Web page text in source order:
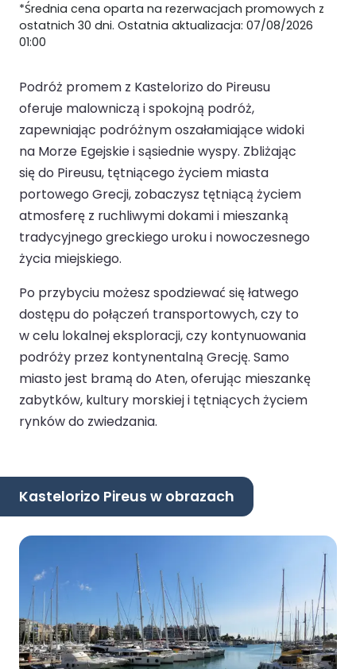
*Średnia cena oparta na rezerwacjach promowych z
ostatnich 30 dni. Ostatnia aktualizacja: 07/08/2026
01:00
Podróż promem z Kastelorizo do Pireusu
oferuje malowniczą i spokojną podróż,
zapewniając podróżnym oszałamiające widoki
na Morze Egejskie i sąsiednie wyspy. Zbliżając
się do Pireusu, tętniącego życiem miasta
portowego Grecji, zobaczysz tętniącą życiem
atmosferę z ruchliwymi dokami i mieszanką
tradycyjnego greckiego uroku i nowoczesnego
życia miejskiego.
Po przybyciu możesz spodziewać się łatwego
dostępu do połączeń transportowych, czy to
w celu lokalnej eksploracji, czy kontynuowania
podróży przez kontynentalną Grecję. Samo
miasto jest bramą do Aten, oferując mieszankę
zabytków, kultury morskiej i tętniących życiem
rynków do zwiedzania.
Kastelorizo Pireus w obrazach